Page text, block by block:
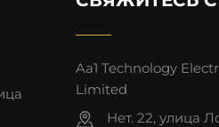
Aa1 Technology
Limited
Нет. 22, улица